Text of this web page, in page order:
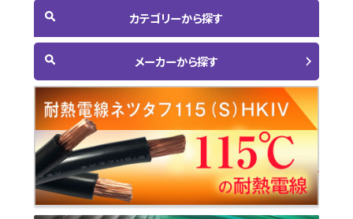
カテゴリーから探す
メーカーから探す